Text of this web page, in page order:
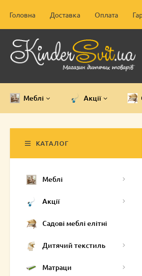
Головна Доставка Оплата
Меблі Акції
КАТАЛОГ
Меблі
Акції
Садові меблі елітні
Дитячий текстиль
Матраци